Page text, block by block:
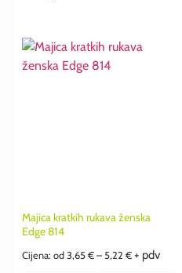
Majica kratkih rukava ženska
Edge 814
Cijena: od 3,65 € – 5,22 € + pdv